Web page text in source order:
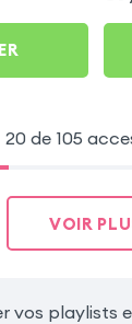
20 de 105
VOIR
vos playlists